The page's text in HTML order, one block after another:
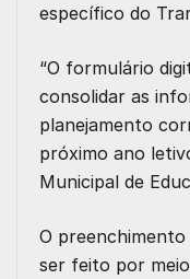
específico do
“O formulário
consolidar as
planejamento
próximo ano
Municipal de
O preenchimento
ser feito por